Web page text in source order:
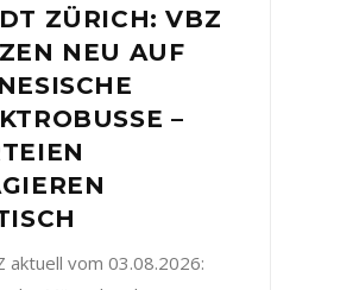
ZÜRICH: VBZ
NEU AUF
–
aktuell vom 03.08.2026: